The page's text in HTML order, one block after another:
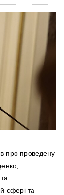
про проведену
сфері та